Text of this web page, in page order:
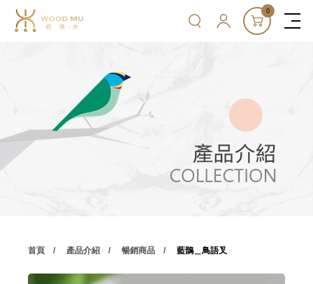
0
首頁 產品介紹 暢銷商品 藍鵲＿鳥語叉